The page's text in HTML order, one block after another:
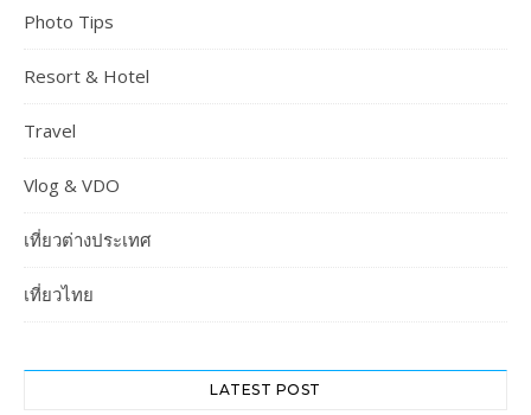
Photo Tips
Resort & Hotel
Travel
Vlog & VDO
เที่ยวต่างประเทศ
เที่ยวไทย
LATEST POST